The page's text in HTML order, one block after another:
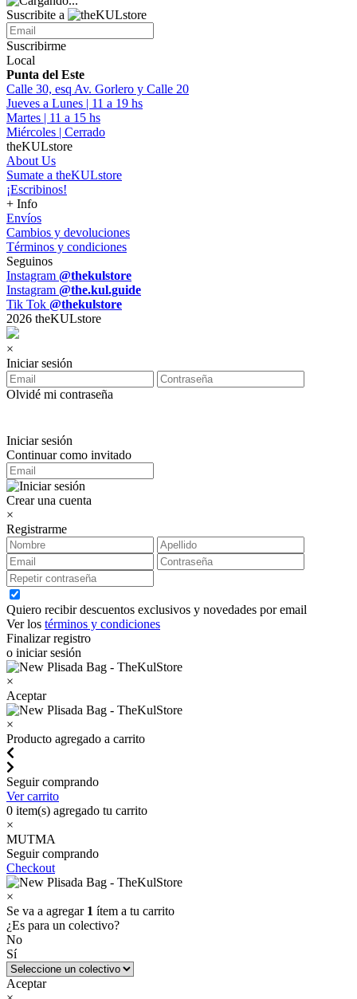
Suscribite a
Suscribirme
Local
Punta del Este
Calle 30, esq Av. Gorlero y Calle 20
Jueves a Lunes | 11 a 19 hs
Martes | 11 a 15 hs
Miércoles | Cerrado
theKULstore
About Us
Sumate a theKULstore
¡Escribinos!
+ Info
Envíos
Cambios y devoluciones
Términos y condiciones
Seguinos
Instagram @thekulstore
Instagram @the.kul.guide
Tik Tok @thekulstore
2026 theKULstore
×
Iniciar sesión
Olvidé mi contraseña
Iniciar sesión
Continuar como invitado
Crear una cuenta
×
Registrarme
Quiero recibir descuentos exclusivos y novedades por email
Ver los términos y condiciones
Finalizar registro
o iniciar sesión
×
Aceptar
×
Producto agregado a carrito
Seguir comprando
Ver carrito
0 item(s) agregado tu carrito
×
MUTMA
Seguir comprando
Checkout
×
Se va a agregar 1 ítem a tu carrito
¿Es para un colectivo?
No
Sí
Aceptar